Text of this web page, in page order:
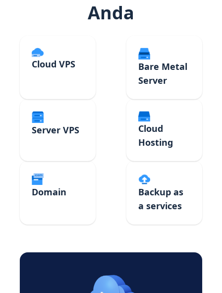
Anda
Cloud VPS
Bare Metal
Server
Server VPS
Cloud
Hosting
Domain
Backup as
a services